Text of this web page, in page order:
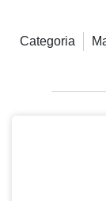
Categoria